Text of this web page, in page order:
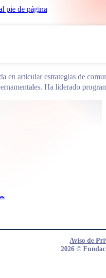
pie de página
en articular estrategias de
Ha liderado
2026 ©
Aviso de